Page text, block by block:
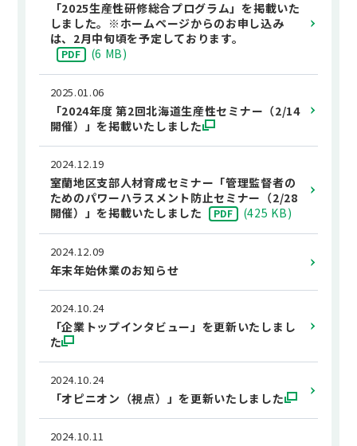
「2025生産性研修総合プログラム」を掲載いた
しました。※ホームページからのお申し込み
は、2月中旬頃を予定しております。
PDF (6 MB)
2025.01.06
「2024年度 第2回北海道生産性セミナー（2/14
開催）」を掲載いたしました
2024.12.19
室蘭地区支部人材育成セミナー「管理監督者の
ためのパワーハラスメント防止セミナー（2/28
開催）」を掲載いたしました
PDF (425 KB)
2024.12.09
年末年始休業のお知らせ
2024.10.24
「企業トップインタビュー」を更新いたしまし
た
2024.10.24
「オピニオン（視点）」を更新いたしました
2024.10.11